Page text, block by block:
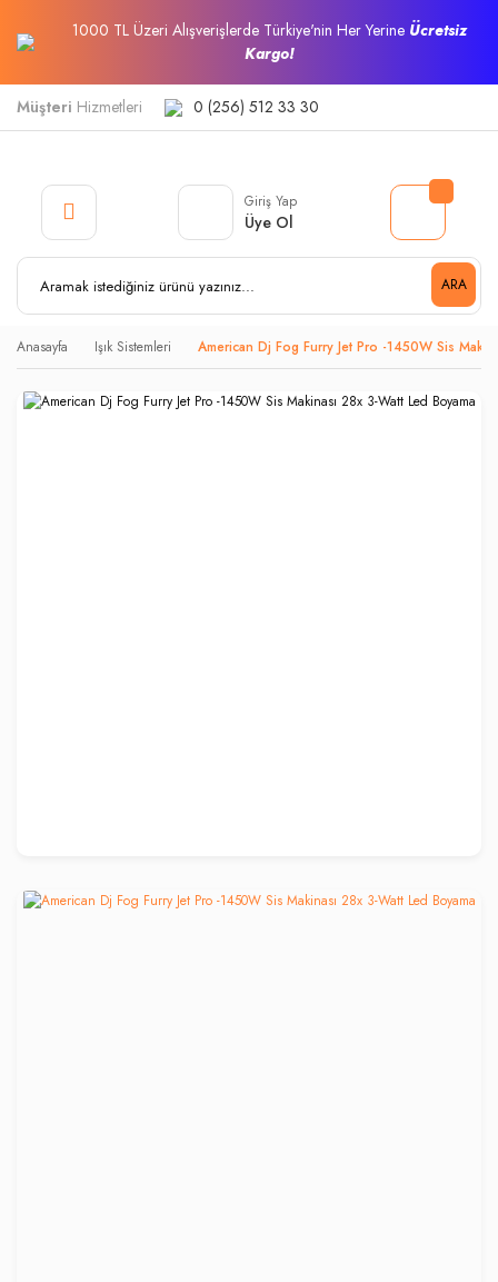
1000 TL Üzeri Alışverişlerde Türkiye'nin Her Yerine Ücretsiz
Kargo!
Müşteri Hizmetleri 0 (256) 512 33 30
ARA
Giriş Yap
Üye Ol
Anasayfa Işık Sistemleri American Dj Fog Furry Jet Pro -1450W Sis